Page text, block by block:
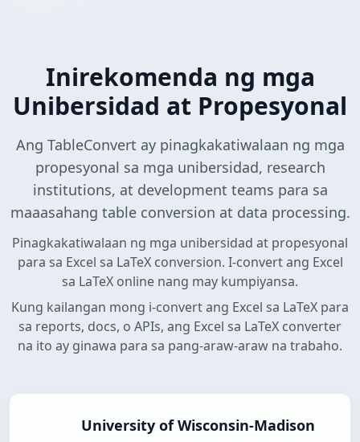
Inirekomenda ng mga
Unibersidad at Propesyonal
Ang TableConvert ay pinagkakatiwalaan ng mga
propesyonal sa mga unibersidad, research
institutions, at development teams para sa
maaasahang table conversion at data processing.
Pinagkakatiwalaan ng mga unibersidad at propesyonal
para sa Excel sa LaTeX conversion. I-convert ang Excel
sa LaTeX online nang may kumpiyansa.
Kung kailangan mong i-convert ang Excel sa LaTeX para
sa reports, docs, o APIs, ang Excel sa LaTeX converter
na ito ay ginawa para sa pang-araw-araw na trabaho.
University of Wisconsin-Madison